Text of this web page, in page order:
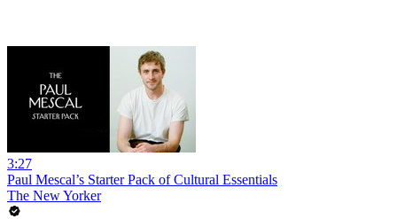
3:27
Paul Mescal’s Starter Pack of Cultural Essentials
The New Yorker